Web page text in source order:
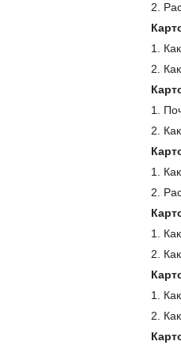
2.
1.
2.
1.
2.
1.
2.
1.
2.
1.
2.